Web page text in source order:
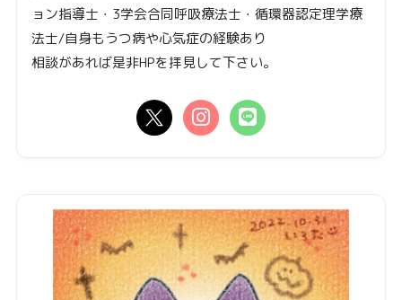
ョン指導士・3学会合同呼吸療法士・循環器認定理学療
法士/自身もうつ病や心気症の経験あり
相談があれば是非HPを拝見して下さい。